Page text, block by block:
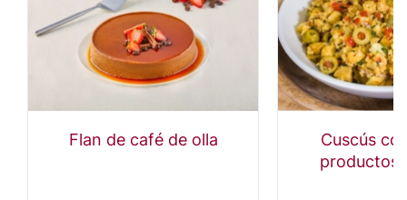
Flan de café de olla
Cuscús
productos